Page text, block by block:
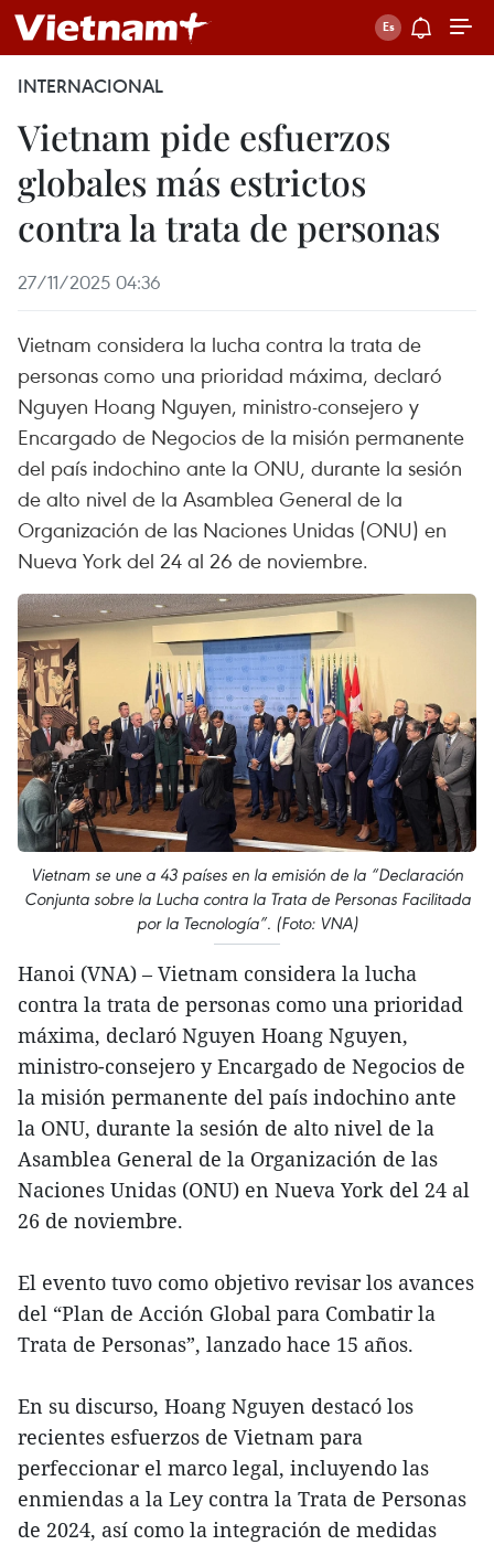
INTERNACIONAL
Vietnam pide esfuerzos
globales más estrictos
contra la trata de personas
27/11/2025 04:36
Vietnam considera la lucha contra la trata de
personas como una prioridad máxima, declaró
Nguyen Hoang Nguyen, ministro-consejero y
Encargado de Negocios de la misión permanente
del país indochino ante la ONU, durante la sesión
de alto nivel de la Asamblea General de la
Organización de las Naciones Unidas (ONU) en
Nueva York del 24 al 26 de noviembre.
Vietnam se une a 43 países en la emisión de la “Declaración
Conjunta sobre la Lucha contra la Trata de Personas Facilitada
por la Tecnología”. (Foto: VNA)
Hanoi (VNA) – Vietnam considera la lucha
contra la trata de personas como una prioridad
máxima, declaró Nguyen Hoang Nguyen,
ministro-consejero y Encargado de Negocios de
la misión permanente del país indochino ante
la ONU, durante la sesión de alto nivel de la
Asamblea General de la Organización de las
Naciones Unidas (ONU) en Nueva York del 24 al
26 de noviembre.
El evento tuvo como objetivo revisar los avances
del “Plan de Acción Global para Combatir la
Trata de Personas”, lanzado hace 15 años.
En su discurso, Hoang Nguyen destacó los
recientes esfuerzos de Vietnam para
perfeccionar el marco legal, incluyendo las
enmiendas a la Ley contra la Trata de Personas
de 2024, así como la integración de medidas